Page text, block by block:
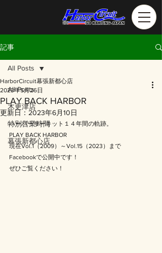
記事
All Posts
木更津店
特別営業時間
幕張新都心店
All Posts
PLAY BACK HARBOR
HarborCircuit幕張新都心店
2023年5月26日
更新日： 2023年6月10日
ハーバーサーキット１４年間の軌跡。
PLAY BACK HARBOR
現在Vol.1（2009）～Vol.15（2023）まで
Facebookで公開中です！
ぜひご覧ください！